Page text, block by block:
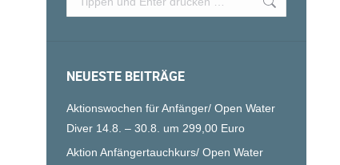
NEUESTE BEITRÄGE
Aktionswochen für Anfänger/ Open Water
Diver 14.8. – 30.8. um 299,00 Euro
Aktion Anfängertauchkurs/ Open Water